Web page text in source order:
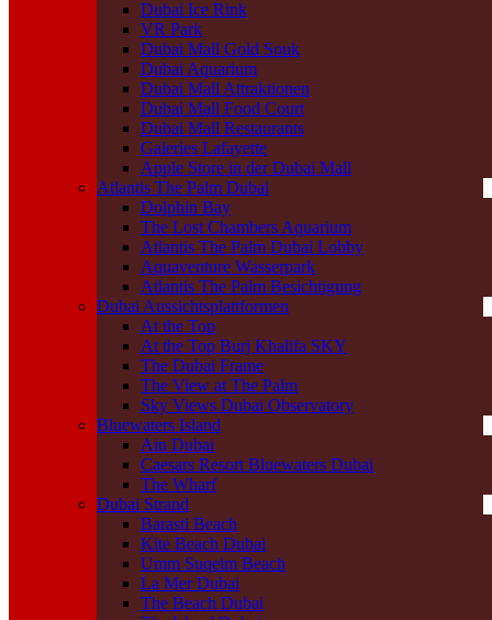
Dubai Ice Rink
VR Park
Dubai Mall Gold Souk
Dubai Aquarium
Dubai Mall Attraktionen
Dubai Mall Food Court
Dubai Mall Restaurants
Galeries Lafayette
Apple Store in der Dubai Mall
Atlantis The Palm Dubai
Dolphin Bay
The Lost Chambers Aquarium
Atlantis The Palm Dubai Lobby
Aquaventure Wasserpark
Atlantis The Palm Besichtigung
Dubai Aussichtsplattformen
At the Top
At the Top Burj Khalifa SKY
The Dubai Frame
The View at The Palm
Sky Views Dubai Observatory
Bluewaters Island
Ain Dubai
Caesars Resort Bluewaters Dubai
The Wharf
Dubai Strand
Barasti Beach
Kite Beach Dubai
Umm Suqeim Beach
La Mer Dubai
The Beach Dubai